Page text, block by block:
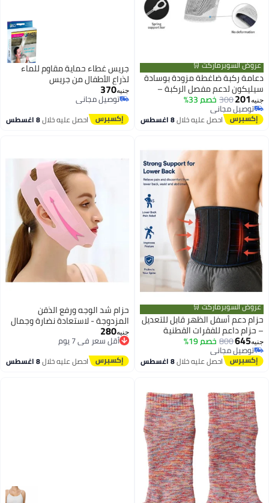
عروض السوبرماركت 🛒
دعامة ركبة ضاغطة مزودة بوسادة
سيليكون لدعم مفصل الركبة –
مناسبة لكرة السلة والجري
والرياضة – مقاس موحد – متعدد
الالوان قطعة واحدة
جنيه201
300 خصم 33%
توصيل مجاني
توصيل مجانياحصل عليه خلال8 اغسطس
جريس غطاء حماية مقاوم للماء
لذراع الأطفال من جريس
جنيه370
توصيل مجاني
توصيل مجاني
احصل عليه خلال8 اغسطس
عروض السوبرماركت 🛒
حزام دعم أسفل الظهر قابل للتعديل
– حزام داعم للفقرات القطنية
والخصر بتصميم مرن ومريح –
مناسب للعمل والرياضة والأنشطة
اليومية (مقاس L)
جنيه645
800 خصم 19%
توصيل مجاني
توصيل مجانياحصل عليه خلال8 اغسطس
حزام شد الوجه ورفع الذقن
المزدوجة - لاستعادة نضارة وجمال
ملامحك
جنيه280
أقل سعر في 7 يوم
توصيل مجاني
احصل عليه خلال8 اغسطس